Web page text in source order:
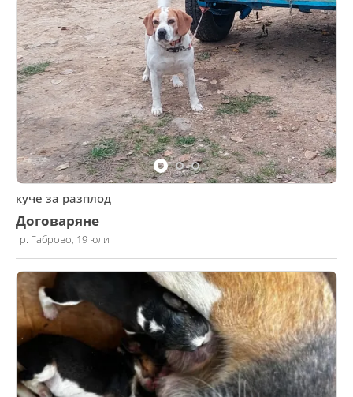
куче за разплод
Договаряне
гр. Габрово, 19 юли